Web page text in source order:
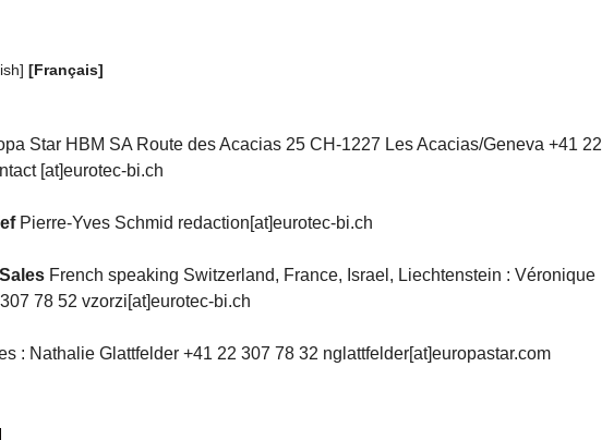
] [Français]
Star HBM SA Route des Acacias 25 CH-1227 Les Acacias/Geneva +41 22
[at]eurotec-bi.ch
Pierre-Yves Schmid redaction[at]eurotec-bi.ch
French speaking Switzerland, France, Israel, Liechtenstein : Véronique
78 52 vzorzi[at]eurotec-bi.ch
: Nathalie Glattfelder +41 22 307 78 32 nglattfelder[at]europastar.com